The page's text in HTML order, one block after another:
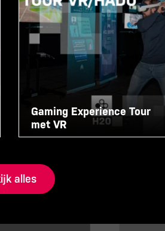
Gaming Experience Tour
met VR
alles